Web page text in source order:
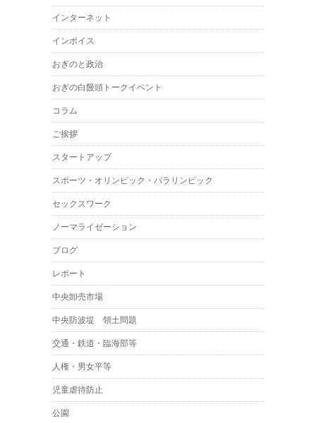
インターネット
インボイス
おぎのと政治
おぎの白饅頭トークイベント
コラム
ご挨拶
スタートアップ
スポーツ・オリンピック・パラリンピック
セックスワーク
ノーマライゼーション
ブログ
レポート
中央卸売市場
中央防波堤 領土問題
交通・鉄道・臨海部等
人権・男女平等
児童虐待防止
公園